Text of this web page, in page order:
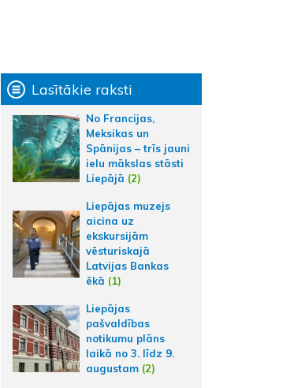
Lasītākie raksti
No Francijas,
Meksikas un
Spānijas – trīs jauni
ielu mākslas stāsti
Liepājā (2)
Liepājas muzejs
aicina uz
ekskursijām
vēsturiskajā
Latvijas Bankas
ēkā (1)
Liepājas
pašvaldības
notikumu plāns
laikā no 3. līdz 9.
augustam (2)